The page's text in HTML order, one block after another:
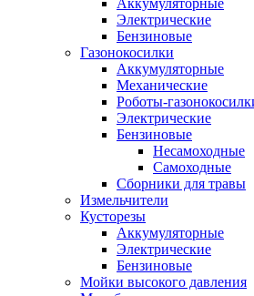
Аккумуляторные
Электрические
Бензиновые
Газонокосилки
Аккумуляторные
Механические
Роботы-
Электрические
Бензиновые
Несамоходные
Самоходные
Сборники для травы
Измельчители
Кусторезы
Аккумуляторные
Электрические
Бензиновые
Мойки высокого давления